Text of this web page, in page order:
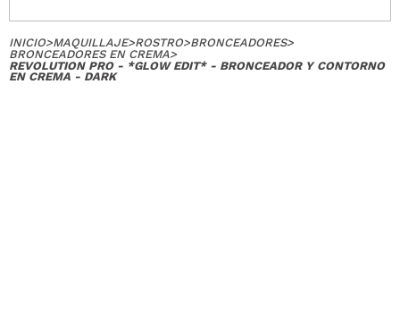
INICIO>MAQUILLAJE>ROSTRO>BRONCEADORES>
BRONCEADORES EN CREMA>
REVOLUTION PRO - *GLOW EDIT* - BRONCEADOR Y CONTORNO
EN CREMA - DARK